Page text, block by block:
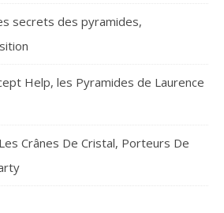
secrets des pyramides,
Help, les Pyramides de Laurence
Crânes De Cristal, Porteurs De